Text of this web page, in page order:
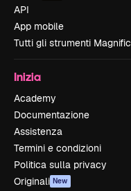
API
App mobile
Tutti gli strumenti Magnific
Inizia
Academy
Documentazione
Assistenza
Termini e condizioni
Politica sulla privacy
Originali New